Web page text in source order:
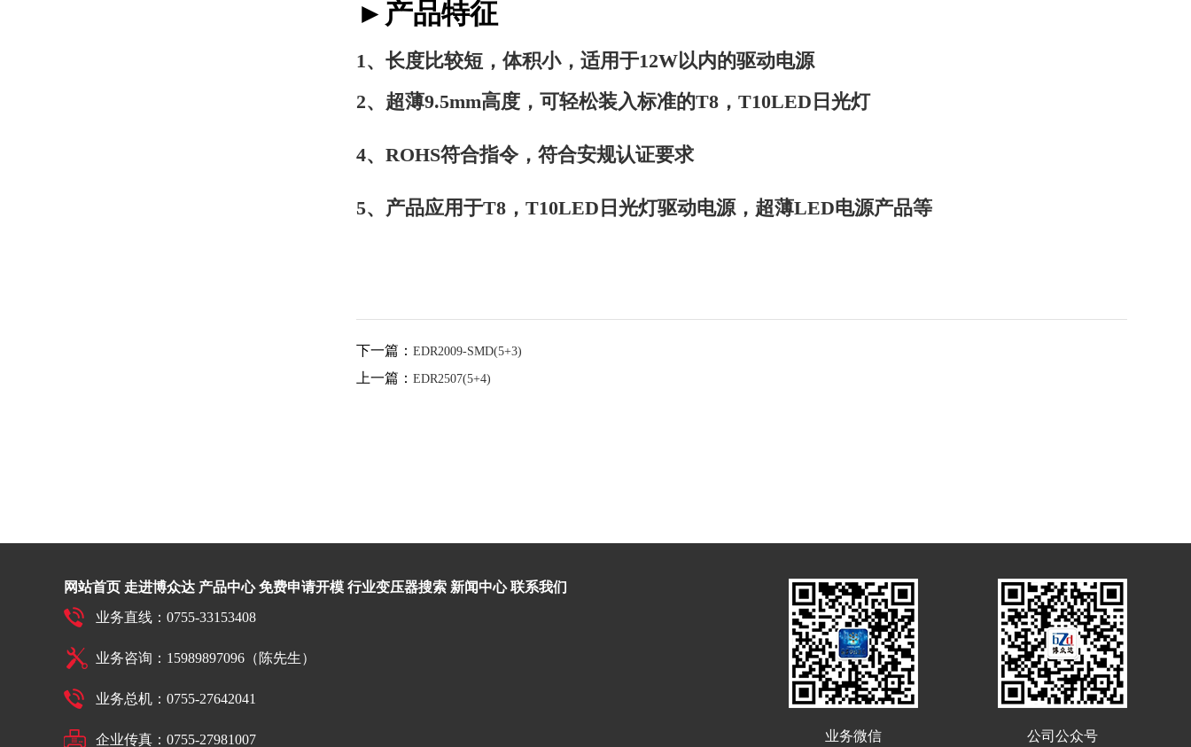
►产品特征
1、长度比较短，体积小，适用于12W以内的驱动电源
2、超薄9.5mm高度，可轻松装入标准的T8，T10LED日光灯
4、ROHS符合指令，符合安规认证要求
5、产品应用于T8，T10LED日光灯驱动电源，超薄LED电源产品等
下一篇： EDR2009-SMD(5+3)
上一篇： EDR2507(5+4)
网站首页 走进博众达 产品中心 免费申请开模 行业变压器搜索 新闻中心 联系我们
业务直线：0755-33153408
业务咨询：15989897096（陈先生）
业务总机：0755-27642041
企业传真：0755-27981007 业务微信 公司公众号